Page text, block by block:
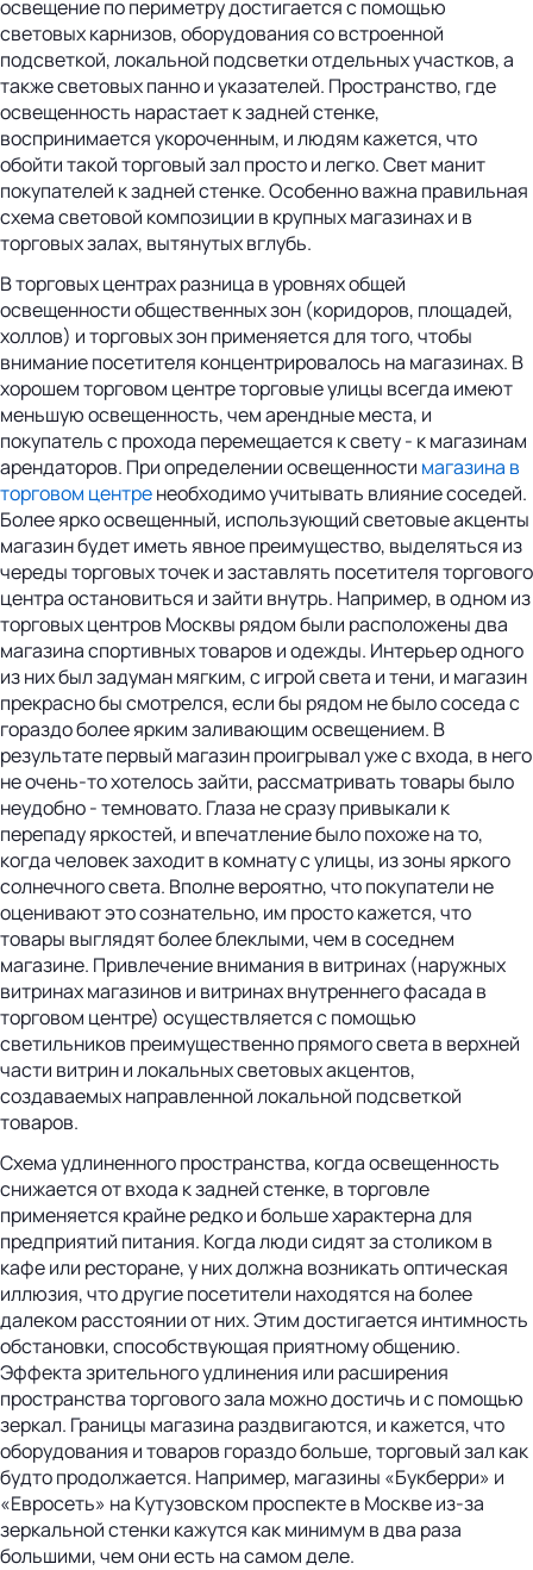
освещение по периметру достигается с помощью
световых карнизов, оборудования со встроенной
подсветкой, локальной подсветки отдельных участков, а
также световых панно и указателей. Пространство, где
освещенность нарастает к задней стенке,
воспринимается укороченным, и людям кажется, что
обойти такой торговый зал просто и легко. Свет манит
покупателей к задней стенке. Особенно важна правильная
схема световой композиции в крупных магазинах и в
торговых залах, вытянутых вглубь.
В торговых центрах разница в уровнях общей
освещенности общественных зон (коридоров, площадей,
холлов) и торговых зон применяется для того, чтобы
внимание посетителя концентрировалось на магазинах. В
хорошем торговом центре торговые улицы всегда имеют
меньшую освещенность, чем арендные места, и
покупатель с прохода перемещается к свету - к магазинам
арендаторов. При определении освещенности магазина в
торговом центренеобходимо учитывать влияние соседей.
Более ярко освещенный, использующий световые акценты
магазин будет иметь явное преимущество, выделяться из
череды торговых точек и заставлять посетителя торгового
центра остановиться и зайти внутрь. Например, в одном из
торговых центров Москвы рядом были расположены два
магазина спортивных товаров и одежды. Интерьер одного
из них был задуман мягким, с игрой света и тени, и магазин
прекрасно бы смотрелся, если бы рядом не было соседа с
гораздо более ярким заливающим освещением. В
результате первый магазин проигрывал уже с входа, в него
не очень-то хотелось зайти, рассматривать товары было
неудобно - темновато. Глаза не сразу привыкали к
перепаду яркостей, и впечатление было похоже на то,
когда человек заходит в комнату с улицы, из зоны яркого
солнечного света. Вполне вероятно, что покупатели не
оценивают это сознательно, им просто кажется, что
товары выглядят более блеклыми, чем в соседнем
магазине. Привлечение внимания в витринах (наружных
витринах магазинов и витринах внутреннего фасада в
торговом центре) осуществляется с помощью
светильников преимущественно прямого света в верхней
части витрин и локальных световых акцентов,
создаваемых направленной локальной подсветкой
товаров.
Схема удлиненного пространства, когда освещенность
снижается от входа к задней стенке, в торговле
применяется крайне редко и больше характерна для
предприятий питания. Когда люди сидят за столиком в
кафе или ресторане, у них должна возникать оптическая
иллюзия, что другие посетители находятся на более
далеком расстоянии от них. Этим достигается интимность
обстановки, способствующая приятному общению.
Эффекта зрительного удлинения или расширения
пространства торгового зала можно достичь и с помощью
зеркал. Границы магазина раздвигаются, и кажется, что
оборудования и товаров гораздо больше, торговый зал как
будто продолжается. Например, магазины «Букберри» и
«Евросеть» на Кутузовском проспекте в Москве из-за
зеркальной стенки кажутся как минимум в два раза
большими, чем они есть на самом деле.